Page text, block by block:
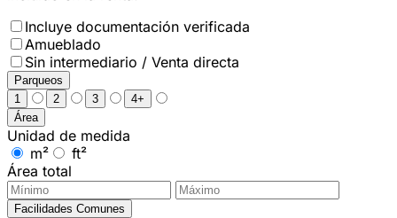
Incluye documentación verificada
Amueblado
Sin intermediario / Venta directa
Parqueos
1
2 3
4+
Área
Unidad de medida
m²
ft²
Área total
Facilidades Comunes